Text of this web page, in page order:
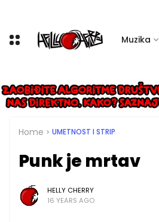
Muzika
Home UMETNOST I STRIP
Punk je mrtav
HELLY CHERRY
16 YEARS AGO